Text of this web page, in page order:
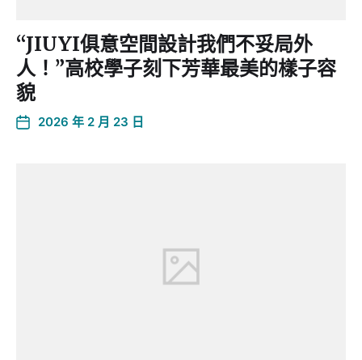
“JIUYI俱意空間設計我們不妥局外
人！”高校學子刻下芳華最美的樣子容
貌
2026 年 2 月 23 日